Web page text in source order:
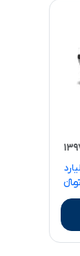
۱.۴۹۰ میلیارد
تومانءءء